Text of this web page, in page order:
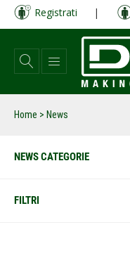
Salta
contenuto
principale
Registrati |
Home > News
NEWS CATEGORIE
FILTRI